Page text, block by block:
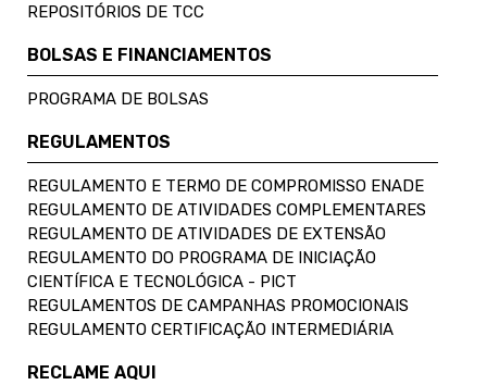
REPOSITÓRIOS DE TCC
BOLSAS E FINANCIAMENTOS
PROGRAMA DE BOLSAS
REGULAMENTOS
REGULAMENTO E TERMO DE COMPROMISSO ENADE
REGULAMENTO DE ATIVIDADES COMPLEMENTARES
REGULAMENTO DE ATIVIDADES DE EXTENSÃO
REGULAMENTO DO PROGRAMA DE INICIAÇÃO
CIENTÍFICA E TECNOLÓGICA - PICT
REGULAMENTOS DE CAMPANHAS PROMOCIONAIS
REGULAMENTO CERTIFICAÇÃO INTERMEDIÁRIA
RECLAME AQUI